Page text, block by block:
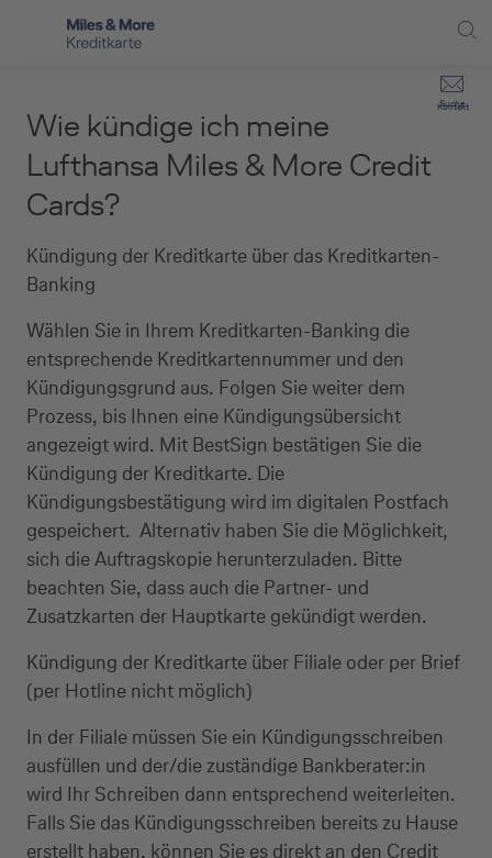
Direkt zur Suche (Enter drücken)
Direkt zum Hauptinhalt (Enter drücken)
Kontakt
Suche
Selbstständige
Unternehmen
Service
Miles & More Programm
Kreditkarte empfehlen
Kreditkarten-Banking
Kreditkarte beantragen
Wie kündige ich meine
Lufthansa Miles & More Credit
Cards?
Kündigung der Kreditkarte über das Kreditkarten-
Banking
Wählen Sie in Ihrem Kreditkarten-Banking die
entsprechende Kreditkartennummer und den
Kündigungsgrund aus. Folgen Sie weiter dem
Prozess, bis Ihnen eine Kündigungsübersicht
angezeigt wird. Mit BestSign bestätigen Sie die
Kündigung der Kreditkarte. Die
Kündigungsbestätigung wird im digitalen Postfach
gespeichert. Alternativ haben Sie die Möglichkeit,
sich die Auftragskopie herunterzuladen. Bitte
beachten Sie, dass auch die Partner- und
Zusatzkarten der Hauptkarte gekündigt werden.
Kündigung der Kreditkarte über Filiale oder per Brief
(per Hotline nicht möglich)
In der Filiale müssen Sie ein Kündigungsschreiben
ausfüllen und der/die zuständige Bankberater:in
wird Ihr Schreiben dann entsprechend weiterleiten.
Falls Sie das Kündigungsschreiben bereits zu Hause
erstellt haben, können Sie es direkt an den Credit